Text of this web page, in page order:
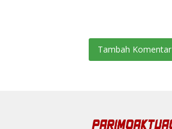
Tambah Komentar